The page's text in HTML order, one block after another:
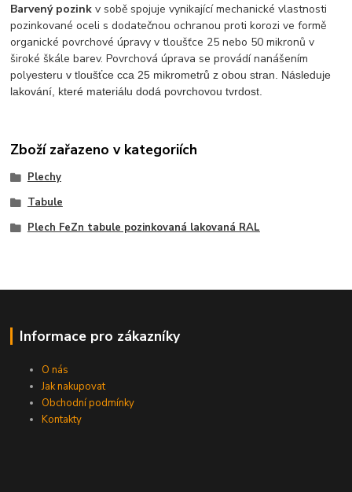
Barvený pozink v sobě spojuje vynikající mechanické vlastnosti
pozinkované oceli s dodatečnou ochranou proti korozi ve formě
organické povrchové úpravy v tloušťce 25 nebo 50 mikronů v
široké škále barev. Povrchová úprava se provádí nanášením
polyesteru v tloušťce cca 25 mikrometrů z obou stran. Následuje
lakování, které materiálu dodá povrchovou tvrdost.
Zboží zařazeno v kategoriích
Plechy
Tabule
Plech FeZn tabule pozinkovaná lakovaná RAL
Informace pro zákazníky
O nás
Jak nakupovat
Obchodní podmínky
Kontakty